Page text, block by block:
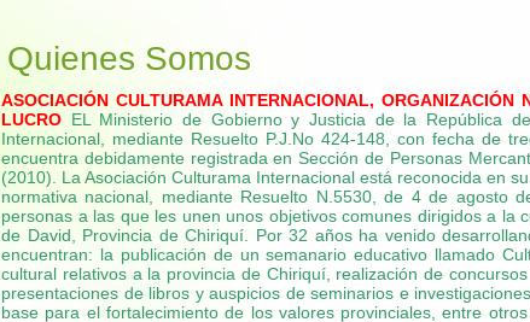
Quienes Somos
ASOCIACIÓN CULTURAMA INTERNACIONAL,
LUCRO EL Ministerio de Gobierno y Justicia de la República
Internacional, mediante Resuelto P.J.No 424-148, con fecha de
encuentra debidamente registrada en Sección de Personas
(2010).
La Asociación Culturama Internacional está reconocida en
normativa nacional, mediante Resuelto N.5530, de 4 de agosto
personas a las que les unen unos objetivos comunes dirigidos a
de David, Provincia de Chiriquí.
Por 32 años ha venido
encuentran: la publicación de un semanario educativo llamado
cultural relativos a la provincia de Chiriquí, realización de
presentaciones de libros y auspicios de seminarios e
base para el fortalecimiento de los valores provinciales, entre